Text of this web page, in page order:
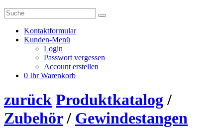
Kontaktformular
Kunden-Menü
Login
Passwort vergessen
Account erstellen
0 Ihr Warenkorb
zurück Produktkatalog/
Zubehör/ Gewindestangen